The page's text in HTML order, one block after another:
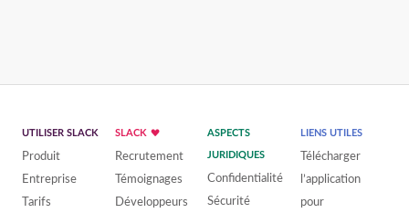
UTILISER SLACK
Produit
Entreprise
Tarifs
SLACK
Recrutement
Témoignages
Développeurs
ASPECTS
JURIDIQUES
Confidentialité
Sécurité
LIENS UTILES
Télécharger
l’application
pour